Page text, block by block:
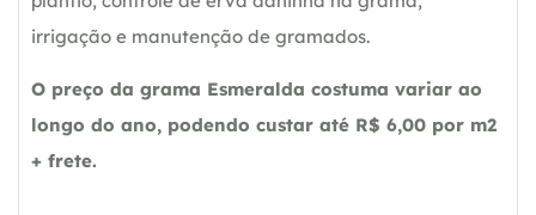
irrigação e manutenção de gramados.
O preço da grama Esmeralda costuma variar ao
longo do ano, podendo custar até R$ 6,00 por m2
+ frete.